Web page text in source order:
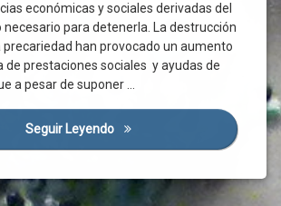
económicas y sociales derivadas del
para detenerla. La destrucción
precariedad han provocado un aumento
de prestaciones sociales y ayudas de
a pesar de suponer …
Seguir Leyendo Hacia La Integración